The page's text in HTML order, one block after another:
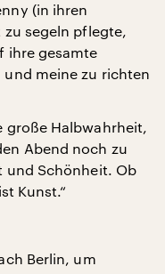
(in ihren
zu segeln pflegte,
ihre gesamte
meine zu richten
große Halbwahrheit,
Abend noch zu
und Schönheit. Ob
Kunst.“
Berlin, um